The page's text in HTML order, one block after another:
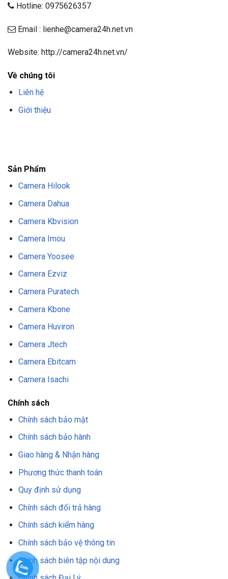
Hotline: 0975626357
Email : lienhe@camera24h.net.vn
Website: http://camera24h.net.vn/
Về chúng tôi
Liên hệ
Giới thiệu
Sản Phẩm
Camera Hilook
Camera Dahua
Camera Kbvision
Camera Imou
Camera Yoosee
Camera Ezviz
Camera Puratech
Camera Kbone
Camera Huviron
Camera Jtech
Camera Ebitcam
Camera Isachi
Chính sách
Chính sách bảo mật
Chính sách bảo hành
Giao hàng & Nhận hàng
Phương thức thanh toán
Quy định sử dụng
Chính sách đổi trả hàng
Chính sách kiểm hàng
Chính sách bảo vệ thông tin
Chính sách biên tập nội dung